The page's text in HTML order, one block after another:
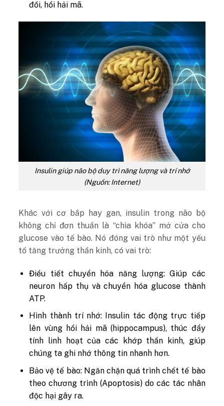
đồi, hồi hải mã.
Insulin giúp não bộ duy trì năng lượng và trí nhớ
(Nguồn: Internet)
Khác với cơ bắp hay gan, insulin trong não bộ
không chỉ đơn thuần là “chìa khóa” mở cửa cho
glucose vào tế bào. Nó đóng vai trò như một yếu
tố tăng trưởng thần kinh, có vai trò:
Điều tiết chuyển hóa năng lượng: Giúp các
neuron hấp thụ và chuyển hóa glucose thành
ATP.
Hình thành trí nhớ: Insulin tác động trực tiếp
lên vùng hồi hải mã (hippocampus), thúc đẩy
tính linh hoạt của các khớp thần kinh, giúp
chúng ta ghi nhớ thông tin nhanh hơn.
Bảo vệ tế bào: Ngăn chặn quá trình chết tế bào
theo chương trình (Apoptosis) do các tác nhân
độc hại gây ra.